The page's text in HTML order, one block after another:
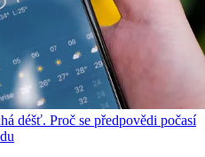
déšť. Proč se předpovědi počasí